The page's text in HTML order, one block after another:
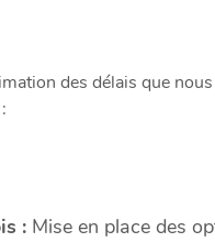
des délais que
: Mise en place des